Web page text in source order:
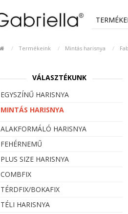
Termékeink Mintás harisnya
VÁLASZTÉKUNK
EGYSZÍNŰ HARISNYA
MINTÁS HARISNYA
ALAKFORMÁLÓ HARISNYA
FEHÉRNEMŰ
PLUS SIZE HARISNYA
COMBFIX
TÉRDFIX/BOKAFIX
TÉLI HARISNYA